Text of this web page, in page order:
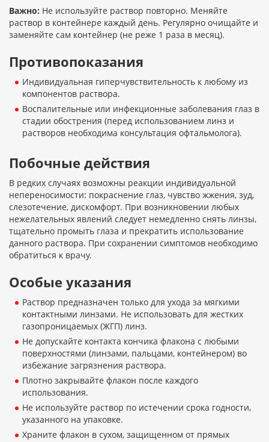
Важно: Не используйте раствор повторно. Меняйте
раствор в контейнере каждый день. Регулярно очищайте и
заменяйте сам контейнер (не реже 1 раза в месяц).
Противопоказания
Индивидуальная гиперчувствительность к любому из
компонентов раствора.
Воспалительные или инфекционные заболевания глаз в
стадии обострения (перед использованием линз и
растворов необходима консультация офтальмолога).
Побочные действия
В редких случаях возможны реакции индивидуальной
непереносимости: покраснение глаз, чувство жжения, зуд,
слезотечение, дискомфорт. При возникновении любых
нежелательных явлений следует немедленно снять линзы,
тщательно промыть глаза и прекратить использование
данного раствора. При сохранении симптомов необходимо
обратиться к врачу.
Особые указания
Раствор предназначен только для ухода за мягкими
контактными линзами. Не использовать для жестких
газопроницаемых (ЖГП) линз.
Не допускайте контакта кончика флакона с любыми
поверхностями (линзами, пальцами, контейнером) во
избежание загрязнения раствора.
Плотно закрывайте флакон после каждого
использования.
Не используйте раствор по истечении срока годности,
указанного на упаковке.
Храните флакон в сухом, защищенном от прямых